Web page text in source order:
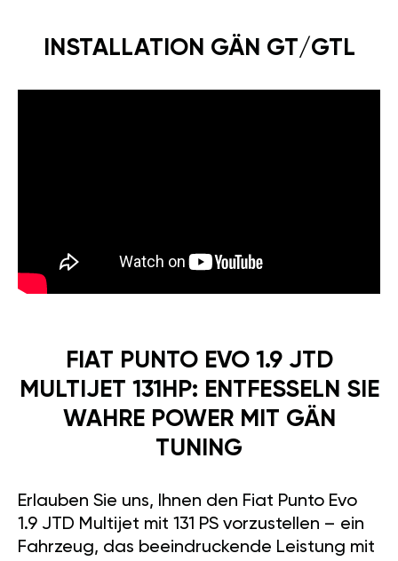
INSTALLATION GÄN GT/GTL
FIAT PUNTO EVO 1.9 JTD
MULTIJET 131HP: ENTFESSELN SIE
WAHRE POWER MIT GÄN
TUNING
Erlauben Sie uns, Ihnen den Fiat Punto Evo
1.9 JTD Multijet mit 131 PS vorzustellen – ein
Fahrzeug, das beeindruckende Leistung mit